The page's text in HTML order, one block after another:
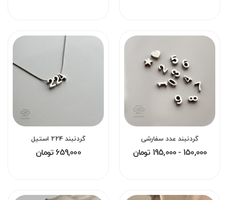
گردنبند عدد سفارشی
150,000 - 195,000 تومان
گردنبند 224 استیل
659,000 تومان